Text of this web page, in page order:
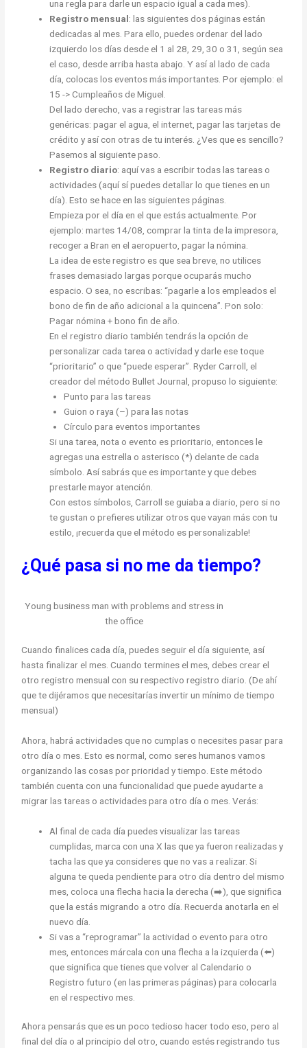
una regla para darle un espacio igual a cada mes).
Registro mensual: las siguientes dos páginas están
dedicadas al mes. Para ello, puedes ordenar del lado
izquierdo los días desde el 1 al 28, 29, 30 o 31, según sea
el caso, desde arriba hasta abajo. Y así al lado de cada
día, colocas los eventos más importantes. Por ejemplo: el
15 -> Cumpleaños de Miguel.
Del lado derecho, vas a registrar las tareas más
genéricas: pagar el agua, el internet, pagar las tarjetas de
crédito y así con otras de tu interés. ¿Ves que es sencillo?
Pasemos al siguiente paso.
Registro diario: aquí vas a escribir todas las tareas o
actividades (aquí sí puedes detallar lo que tienes en un
día). Esto se hace en las siguientes páginas.
Empieza por el día en el que estás actualmente. Por
ejemplo: martes 14/08, comprar la tinta de la impresora,
recoger a Bran en el aeropuerto, pagar la nómina.
La idea de este registro es que sea breve, no utilices
frases demasiado largas porque ocuparás mucho
espacio. O sea, no escribas: “pagarle a los empleados el
bono de fin de año adicional a la quincena”. Pon solo:
Pagar nómina + bono fin de año.
En el registro diario también tendrás la opción de
personalizar cada tarea o actividad y darle ese toque
“prioritario” o que “puede esperar”. Ryder Carroll, el
creador del método Bullet Journal, propuso lo siguiente:
Punto para las tareas
Guion o raya (–) para las notas
Círculo para eventos importantes
Si una tarea, nota o evento es prioritario, entonces le
agregas una estrella o asterisco (*) delante de cada
símbolo. Así sabrás que es importante y que debes
prestarle mayor atención.
Con estos símbolos, Carroll se guiaba a diario, pero si no
te gustan o prefieres utilizar otros que vayan más con tu
estilo, ¡recuerda que el método es personalizable!
¿Qué pasa si no me da tiempo?
Young business man with problems and stress in
the office
Cuando finalices cada día, puedes seguir el día siguiente, así
hasta finalizar el mes. Cuando termines el mes, debes crear el
otro registro mensual con su respectivo registro diario. (De ahí
que te dijéramos que necesitarías invertir un mínimo de tiempo
mensual)
Ahora, habrá actividades que no cumplas o necesites pasar para
otro día o mes. Esto es normal, como seres humanos vamos
organizando las cosas por prioridad y tiempo. Este método
también cuenta con una funcionalidad que puede ayudarte a
migrar las tareas o actividades para otro día o mes. Verás:
Al final de cada día puedes visualizar las tareas
cumplidas, marca con una X las que ya fueron realizadas y
tacha las que ya consideres que no vas a realizar. Si
alguna te queda pendiente para otro día dentro del mismo
mes, coloca una flecha hacia la derecha (➡️), que significa
que la estás migrando a otro día. Recuerda anotarla en el
nuevo día.
Si vas a “reprogramar” la actividad o evento para otro
mes, entonces márcala con una flecha a la izquierda (⬅️)
que significa que tienes que volver al Calendario o
Registro futuro (en las primeras páginas) para colocarla
en el respectivo mes.
Ahora pensarás que es un poco tedioso hacer todo eso, pero al
final del día o al principio del otro, cuando estés registrando tus